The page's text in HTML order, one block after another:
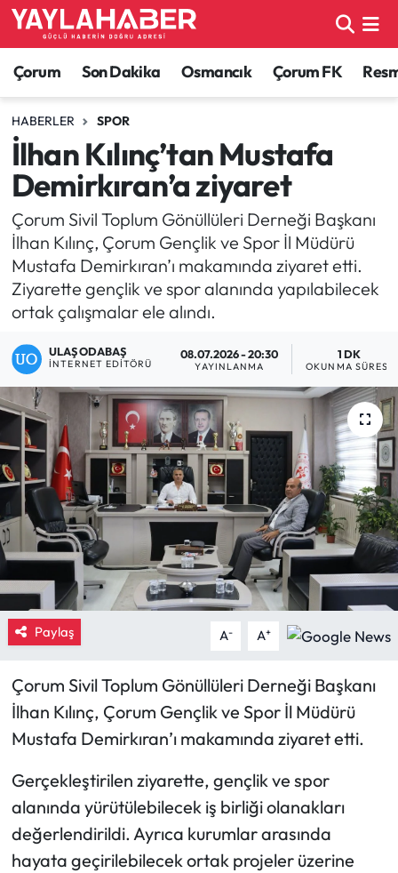
Çorum Son Dakika Osmancık Çorum FK
HABERLER SPOR
İlhan Kılınç’tan Mustafa
Demirkıran’a ziyaret
Çorum Sivil Toplum Gönüllüleri Derneği Başkanı
İlhan Kılınç, Çorum Gençlik ve Spor İl Müdürü
Mustafa Demirkıran’ı makamında ziyaret etti.
Ziyarette gençlik ve spor alanında yapılabilecek
ortak çalışmalar ele alındı.
ULAŞ ODABAŞ
İNTERNET EDITÖRÜ
08.07.2026 - 20:30
YAYINLANMA
1 DK
OKUNMA SÜRESI
Paylaş A- A+
Çorum Sivil Toplum Gönüllüleri Derneği Başkanı
İlhan Kılınç, Çorum Gençlik ve Spor İl Müdürü
Mustafa Demirkıran’ı makamında ziyaret etti.
Gerçekleştirilen ziyarette, gençlik ve spor
alanında yürütülebilecek iş birliği olanakları
değerlendirildi. Ayrıca kurumlar arasında
hayata geçirilebilecek ortak projeler üzerine
Alaca Haberleri
Bayat Haberleri
Bilgi - Keşfet Haberleri
Bilim ve Teknoloji
Boğazkale Haberleri
Çorum Haberleri
Dodurga Haberleri
Eğitim
Ekonomi
Güncel
İskilip Haberleri
Kargı Haberleri
Kültür Sanat
Laçin Haberleri
Magazin
Mecitözü Haberleri
Çorum Nöbetçi Eczaneler
Çorum Hava Durumu
Çorum Namaz Vakitleri
Çorum Trafik Yoğunluk Haritası
TFF 1.Lig Puan Durumu ve Fikstür
Tüm Manşetler
Haber Arşivi